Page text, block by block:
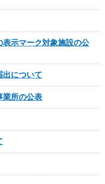
示マーク対象施設の公
出について
業所の公表